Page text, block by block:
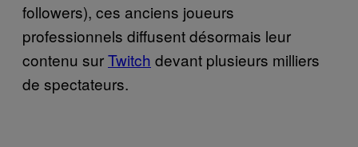
followers), ces anciens joueurs
professionnels diffusent désormais leur
contenu surTwitch devant plusieurs milliers
de spectateurs.